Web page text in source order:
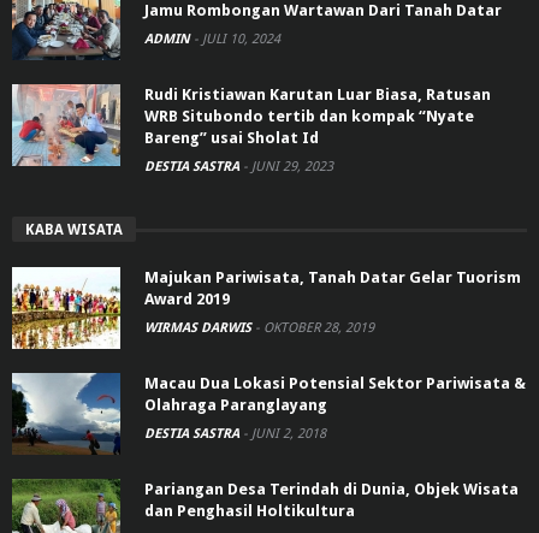
Jamu Rombongan Wartawan Dari Tanah Datar
ADMIN - JULI 10, 2024
Rudi Kristiawan Karutan Luar Biasa, Ratusan
WRB Situbondo tertib dan kompak “Nyate
Bareng” usai Sholat Id
DESTIA SASTRA - JUNI 29, 2023
KABA WISATA
Majukan Pariwisata, Tanah Datar Gelar Tuorism
Award 2019
WIRMAS DARWIS - OKTOBER 28, 2019
Macau Dua Lokasi Potensial Sektor Pariwisata &
Olahraga Paranglayang
DESTIA SASTRA - JUNI 2, 2018
Pariangan Desa Terindah di Dunia, Objek Wisata
dan Penghasil Holtikultura